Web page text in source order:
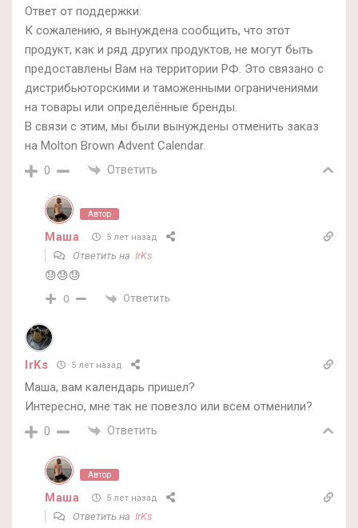
Ответ от поддержки:
К сожалению, я вынуждена сообщить, что этот
продукт, как и ряд других продуктов, не могут быть
предоставлены Вам на территории РФ. Это связано с
дистрибьюторскими и таможенными ограничениями
на товары или определённые бренды.
В связи с этим, мы были вынуждены отменить заказ
на Molton Brown Advent Calendar.
0 Ответить
Автор
Маша 5 лет назад
Ответить на IrKs
😓😓😓
0 Ответить
IrKs 5 лет назад
Маша, вам календарь пришел?
Интересно, мне так не повезло или всем отменили?
0 Ответить
Автор
Маша 5 лет назад
Ответить на IrKs